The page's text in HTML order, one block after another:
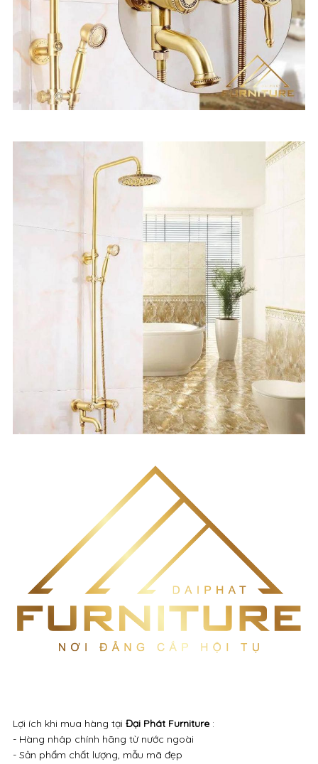
Lợi ích khi mua hàng tại Đại Phát Furniture:
- Hàng nhâp chính hãng từ nước ngoài
- Sản phẩm chất lượng, mẫu mã đẹp